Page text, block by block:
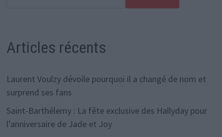
Articles récents
Laurent Voulzy dévoile pourquoi il a changé de nom et
surprend ses fans
Saint-Barthélemy : La fête exclusive des Hallyday pour
l’anniversaire de Jade et Joy